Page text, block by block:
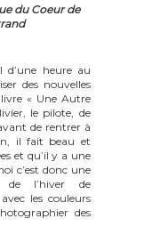
du Coeur de
d’une heure au
des nouvelles
« Une Autre
le pilote, de
de rentrer à
il fait beau et
et qu’il y a une
c’est donc une
de l’hiver de
les couleurs
des